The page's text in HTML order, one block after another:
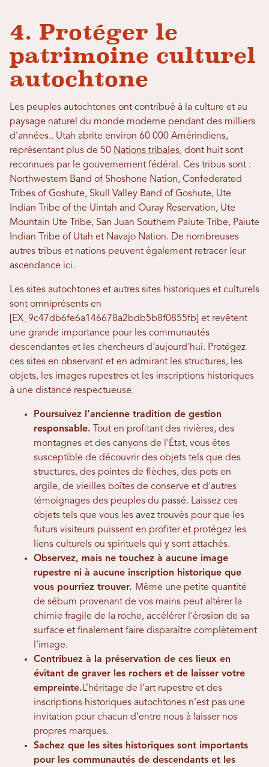
4. Protéger le
patrimoine culturel
autochtone
Les peuples autochtones ont contribué à la culture et au
paysage naturel du monde moderne pendant des milliers
d'années.. Utah abrite environ 60 000 Amérindiens,
représentant plus de 50 Nations tribales, dont huit sont
reconnues par le gouvernement fédéral. Ces tribus sont :
Northwestern Band of Shoshone Nation, Confederated
Tribes of Goshute, Skull Valley Band of Goshute, Ute
Indian Tribe of the Uintah and Ouray Reservation, Ute
Mountain Ute Tribe, San Juan Southern Paiute Tribe, Paiute
Indian Tribe of Utah et Navajo Nation. De nombreuses
autres tribus et nations peuvent également retracer leur
ascendance ici.
Les sites autochtones et autres sites historiques et culturels
sont omniprésents en
[EX_9c47db6fe6a146678a2bdb5b8f0855fb] et revêtent
une grande importance pour les communautés
descendantes et les chercheurs d'aujourd'hui. Protégez
ces sites en observant et en admirant les structures, les
objets, les images rupestres et les inscriptions historiques
à une distance respectueuse.
Poursuivez l'ancienne tradition de gestion
responsable. Tout en profitant des rivières, des
montagnes et des canyons de l'État, vous êtes
susceptible de découvrir des objets tels que des
structures, des pointes de flèches, des pots en
argile, de vieilles boîtes de conserve et d'autres
témoignages des peuples du passé. Laissez ces
objets tels que vous les avez trouvés pour que les
futurs visiteurs puissent en profiter et protégez les
liens culturels ou spirituels qui y sont attachés.
Observez, mais ne touchez à aucune image
rupestre ni à aucune inscription historique que
vous pourriez trouver. Même une petite quantité
de sébum provenant de vos mains peut altérer la
chimie fragile de la roche, accélérer l'érosion de sa
surface et finalement faire disparaître complètement
l'image.
Contribuez à la préservation de ces lieux en
évitant de graver les rochers et de laisser votre
empreinte.L’héritage de l’art rupestre et des
inscriptions historiques autochtones n’est pas une
invitation pour chacun d’entre nous à laisser nos
propres marques.
Sachez que les sites historiques sont importants
pour les communautés de descendants et les